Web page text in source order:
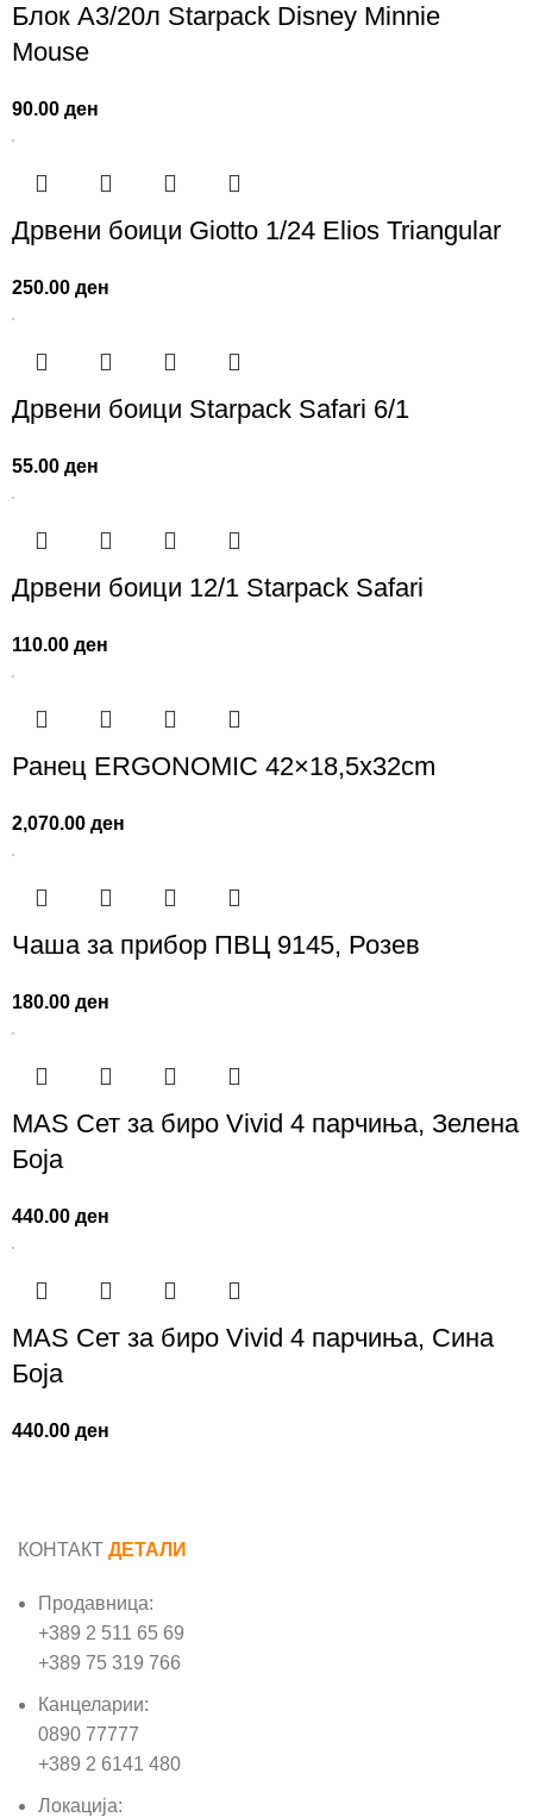
Блок А3/20л Starpack Disney Minnie
Mouse
90.00ден
Дрвени боици Giotto 1/24 Elios Triangular
250.00ден
Дрвени боици Starpack Safari 6/1
55.00ден
Дрвени боици 12/1 Starpack Safari
110.00ден
Ранец ERGONOMIC 42×18,5x32cm
2,070.00ден
Чаша за прибор ПВЦ 9145, Розев
180.00ден
MAS Сет за биро Vivid 4 парчиња, Зелена
Боја
440.00ден
MAS Сет за биро Vivid 4 парчиња, Сина
Боја
440.00ден
КОНТАКТ ДЕТАЛИ
Продавница:
+389 2 511 65 69
+389 75 319 766
Канцеларии:
0890 77777
+389 2 6141 480
Локација: